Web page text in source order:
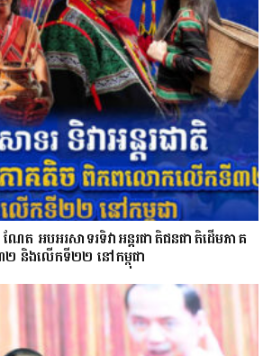
ែត អបអរសាទរទិវាអន្តរជាតិជនជាតិដើមភាគ
និងលើកទី២២ នៅកម្ពុជា